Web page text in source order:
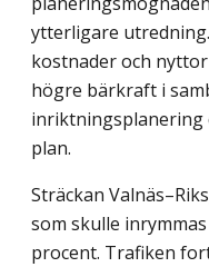
ytterligare
kostnader och
högre bärkraft i
inriktningsplanering
plan.
Sträckan
som skulle
procent. Trafiken